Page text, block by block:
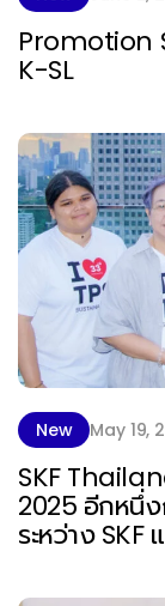
Promotion
K-SL
New May 19,
SKF
2025 อีกหนึ่
ระหว่าง SKF